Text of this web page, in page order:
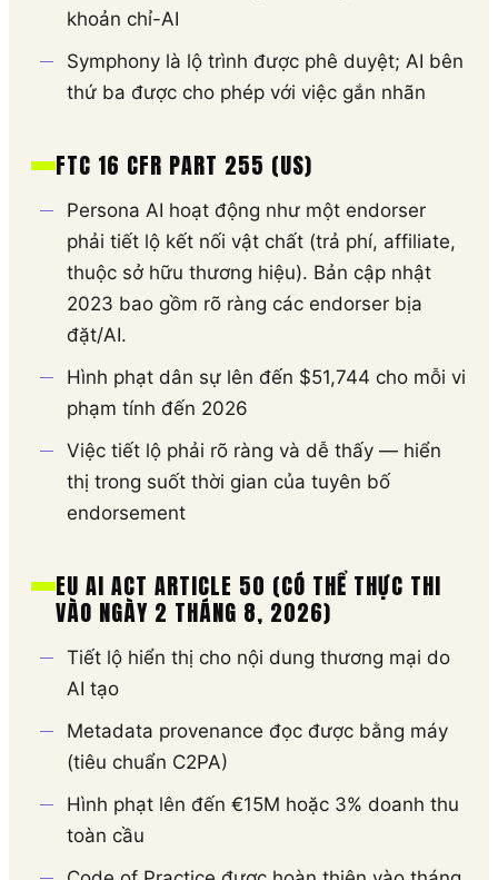
khoản chỉ-AI
Symphony là lộ trình được phê duyệt; AI bên
thứ ba được cho phép với việc gắn nhãn
FTC 16 CFR PART 255 (US)
Persona AI hoạt động như một endorser
phải tiết lộ kết nối vật chất (trả phí, affiliate,
thuộc sở hữu thương hiệu). Bản cập nhật
2023 bao gồm rõ ràng các endorser bịa
đặt/AI.
Hình phạt dân sự lên đến $51,744 cho mỗi vi
phạm tính đến 2026
Việc tiết lộ phải rõ ràng và dễ thấy — hiển
thị trong suốt thời gian của tuyên bố
endorsement
EU AI ACT ARTICLE 50 (CÓ THỂ THỰC THI
VÀO NGÀY 2 THÁNG 8, 2026)
Tiết lộ hiển thị cho nội dung thương mại do
AI tạo
Metadata provenance đọc được bằng máy
(tiêu chuẩn C2PA)
Hình phạt lên đến €15M hoặc 3% doanh thu
toàn cầu